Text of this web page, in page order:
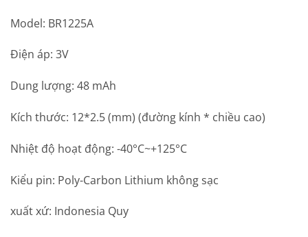
Model: BR1225A
Điện áp: 3V
Dung lượng: 48 mAh
Kích thước: 12*2.5 (mm) (đường kính * chiều cao)
Nhiệt độ hoạt động: -40°C~+125°C
Kiểu pin: Poly-Carbon Lithium không sạc
xuất xứ: Indonesia Quy